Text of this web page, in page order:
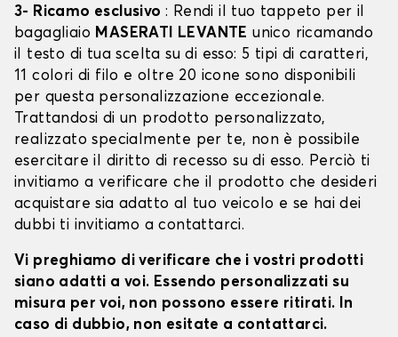
3- Ricamo esclusivo : Rendi il tuo tappeto per il
bagagliaio MASERATI LEVANTE unico ricamando
il testo di tua scelta su di esso: 5 tipi di caratteri,
11 colori di filo e oltre 20 icone sono disponibili
per questa personalizzazione eccezionale.
Trattandosi di un prodotto personalizzato,
realizzato specialmente per te, non è possibile
esercitare il diritto di recesso su di esso. Perciò ti
invitiamo a verificare che il prodotto che desideri
acquistare sia adatto al tuo veicolo e se hai dei
dubbi ti invitiamo a contattarci.
Vi preghiamo di verificare che i vostri prodotti
siano adatti a voi. Essendo personalizzati su
misura per voi, non possono essere ritirati. In
caso di dubbio, non esitate a contattarci.